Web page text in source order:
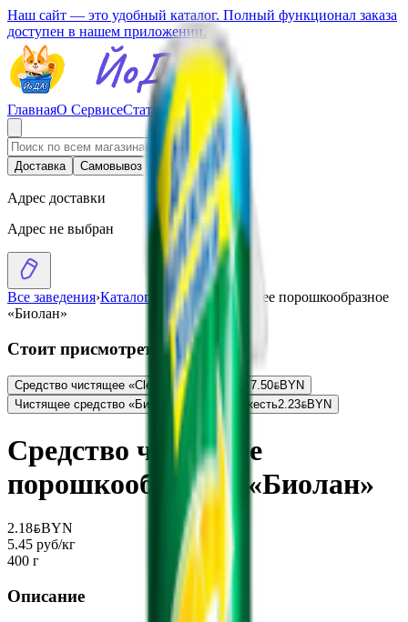
Наш сайт — это удобный каталог. Полный функционал заказа
доступен в нашем приложении.
ГлавнаяО СервисеСтать партнером
Доставка Самовывоз
Адрес доставки
Адрес не выбран
Все заведения›Каталог
Средство чистящее порошкообразное
«Биолан»
Стоит присмотреться
Средство чистящее «Clean go» для кухни 7.50BYNBYN
Чистящее средство «Биолан» горная свежесть2.23BYNBYN
Средство чистящее
порошкообразное «Биолан»
2.18BYNBYN
5.45 руб/кг
400 г
Описание